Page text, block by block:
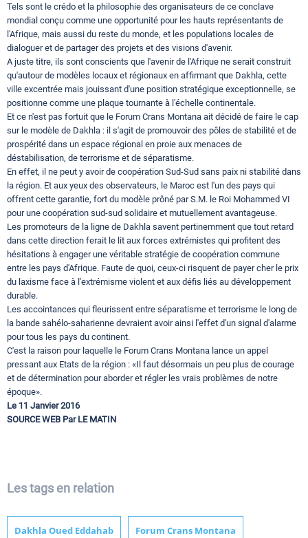
Tels sont le crédo et la philosophie des organisateurs de ce conclave
mondial conçu comme une opportunité pour les hauts représentants de
l'Afrique, mais aussi du reste du monde, et les populations locales de
dialoguer et de partager des projets et des visions d'avenir.
A juste titre, ils sont conscients que l'avenir de l'Afrique ne serait construit
qu'autour de modèles locaux et régionaux en affirmant que Dakhla, cette
ville excentrée mais jouissant d'une position stratégique exceptionnelle, se
positionne comme une plaque tournante à l'échelle continentale.
Et ce n'est pas fortuit que le Forum Crans Montana ait décidé de faire le cap
sur le modèle de Dakhla : il s'agit de promouvoir des pôles de stabilité et de
prospérité dans un espace régional en proie aux menaces de
déstabilisation, de terrorisme et de séparatisme.
En effet, il ne peut y avoir de coopération Sud-Sud sans paix ni stabilité dans
la région. Et aux yeux des observateurs, le Maroc est l'un des pays qui
offrent cette garantie, fort du modèle prôné par S.M. le Roi Mohammed VI
pour une coopération sud-sud solidaire et mutuellement avantageuse.
Les promoteurs de la ligne de Dakhla savent pertinemment que tout retard
dans cette direction ferait le lit aux forces extrémistes qui profitent des
hésitations à engager une véritable stratégie de coopération commune
entre les pays d'Afrique. Faute de quoi, ceux-ci risquent de payer cher le prix
du laxisme face à l'extrémisme violent et aux défis liés au développement
durable.
Les accointances qui fleurissent entre séparatisme et terrorisme le long de
la bande sahélo-saharienne devraient avoir ainsi l'effet d'un signal d'alarme
pour tous les pays du continent.
C'est la raison pour laquelle le Forum Crans Montana lance un appel
pressant aux Etats de la région : «Il faut désormais un peu plus de courage
et de détermination pour aborder et régler les vrais problèmes de notre
époque».
Le 11 Janvier 2016
SOURCE WEB Par LE MATIN
Les tags en relation
Dakhla Oued Eddahab Forum Crans Montana